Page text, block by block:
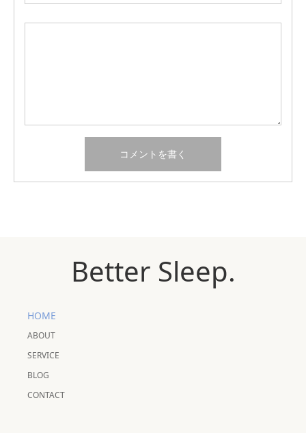
Better Sleep.
HOME
ABOUT
SERVICE
BLOG
CONTACT